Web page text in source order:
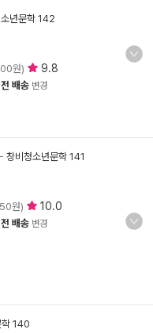
년문학 142
원) 9.8
배송 변경
- 창비청소년문학 141
원) 10.0
배송 변경
학 140